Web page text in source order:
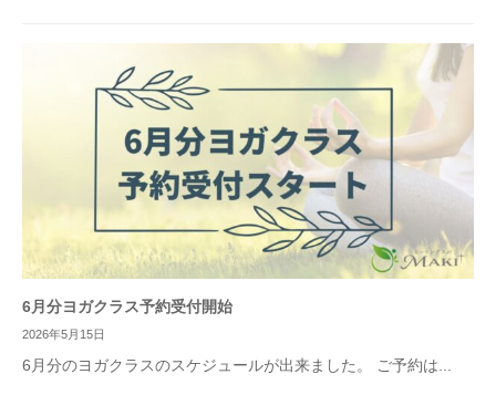
6月分ヨガクラス予約受付開始
2026年5月15日
6月分のヨガクラスのスケジュールが出来ました。 ご予約は...